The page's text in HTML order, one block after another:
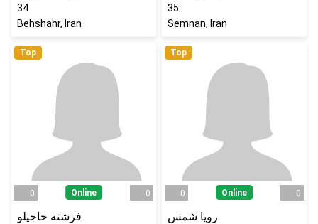
34
Behshahr, Iran
35
Semnan, Iran
Top
0 Online 0
فرشته حاجیلو
Top
0 Online 0
رویا شمس